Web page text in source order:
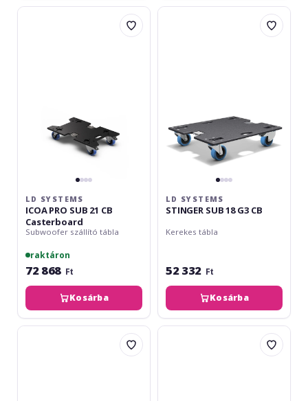
LD
LD SYSTEMS
ICOA PRO SUB 21 CB
Casterboard
Subwoofer szállító tábla
raktáron
72 868 Ft
Kosárba
LD
LD SYSTEMS
STINGER SUB 18 G3 CB
Kerekes tábla
52 332 Ft
Kosárba
LD
LD